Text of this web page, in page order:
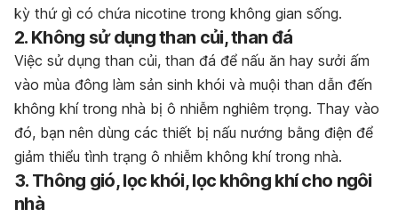
kỳ thứ gì có chứa nicotine trong không gian sống.
2. Không sử dụng than củi, than đá
Việc sử dụng than củi, than đá để nấu ăn hay sưởi ấm
vào mùa đông làm sản sinh khói và muội than dẫn đến
không khí trong nhà bị ô nhiễm nghiêm trọng. Thay vào
đó, bạn nên dùng các thiết bị nấu nướng bằng điện để
giảm thiểu tình trạng ô nhiễm không khí trong nhà.
3. Thông gió, lọc khói, lọc không khí cho ngôi
nhà